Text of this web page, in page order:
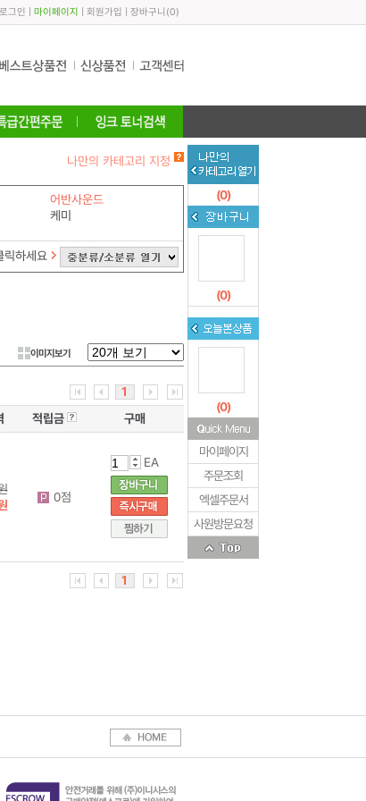
로그인 마이페이지 회원가입 장바구니 (0)
나만의 카테고리 지정
어반사운드
케미
하세요
이미지보기
1
적립금 구매
0점
EA
1
(0)
(0)
(0)
마이페이지
주문조회
엑셀주문서
사원방문요청